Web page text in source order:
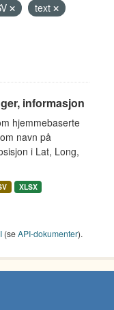
text
informasjon
hjemmebaserte
navn på
i Lat, Long,
XLSX
(seAPI-dokumenter).